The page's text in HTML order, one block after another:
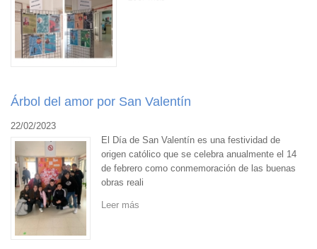
Árbol del amor por San Valentín
22/02/2023
El Día de San Valentín es una festividad de
origen católico que se celebra anualmente el 14
de febrero como conmemoración de las buenas
obras reali
Leer más